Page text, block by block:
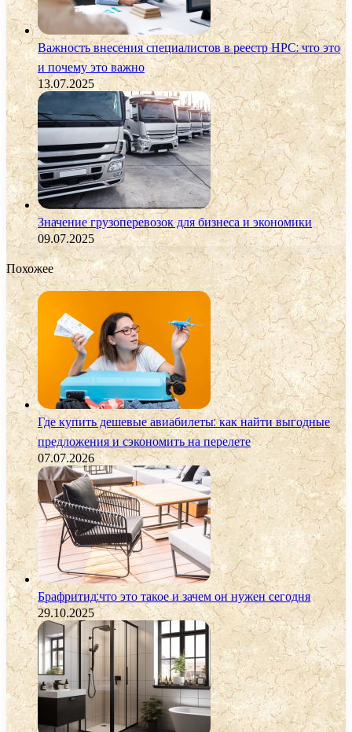
Важность внесения специалистов в реестр НРС: что это
и почему это важно
13.07.2025
Значение грузоперевозок для бизнеса и экономики
09.07.2025
Похожее
Где купить дешевые авиабилеты: как найти выгодные
предложения и сэкономить на перелете
07.07.2026
Брафритид:что это такое и зачем он нужен сегодня
29.10.2025